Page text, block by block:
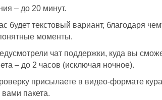
– до 20 минут.
будет текстовый вариант, благодаря
моменты.
чат поддержки, куда вы
– до 2 часов (исключая ночное).
присылаете в видео-формате
пакета.